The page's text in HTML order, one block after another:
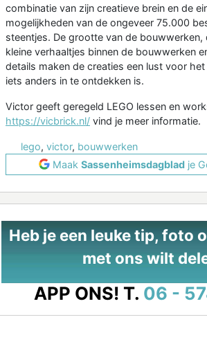
combinatie van zijn creatieve brein en de
mogelijkheden van de ongeveer 75.000
steentjes. De grootte van de bouwwerken,
kleine verhaaltjes binnen de bouwwerken
details maken de creaties een lust voor
iets anders in te ontdekken is.
Victor geeft geregeld LEGO lessen en
https://vicbrick.nl/ vind je meer informatie.
lego, victor, bouwwerken
Maak Sassenheimsdagbladje
Heb je een leuke tip, foto
met ons wilt
APP ONS! T. 06 -